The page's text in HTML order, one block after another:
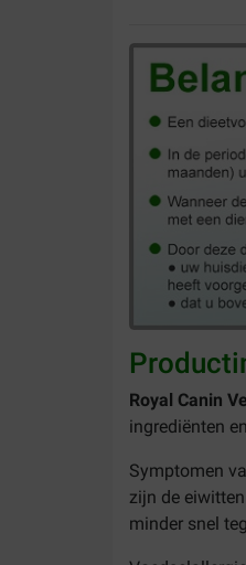
Royal Canin
ingrediënten
Symptomen
zijn de
minder snel